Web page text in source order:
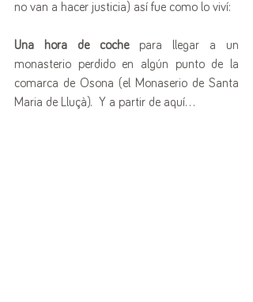
no van a hacer justicia) así fue como lo viví:
Una hora de coche para llegar a un
monasterio perdido en algún punto de la
comarca de Osona (el Monaserio de Santa
Maria de Lluçà).  Y a partir de aquí...